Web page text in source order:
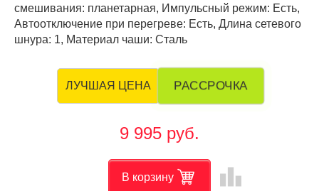
смешивания: планетарная, Импульсный режим: Есть,
Автоотключение при перегреве: Есть, Длина сетевого
шнура: 1, Материал чаши: Сталь
ЛУЧШАЯ ЦЕНА РАССРОЧКА
9 995 руб.
В корзину leaderboard